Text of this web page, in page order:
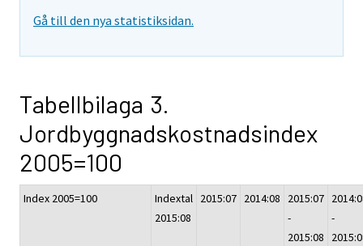
Gå till den nya statistiksidan.
Tabellbilaga 3.
Jordbyggnadskostnadsindex
2005=100
Index 2005=100
Indextal
2015:08
2015:07 2014:08
2015:07
-
2015:08
-